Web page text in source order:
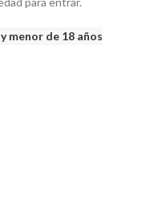
menor de 18 años